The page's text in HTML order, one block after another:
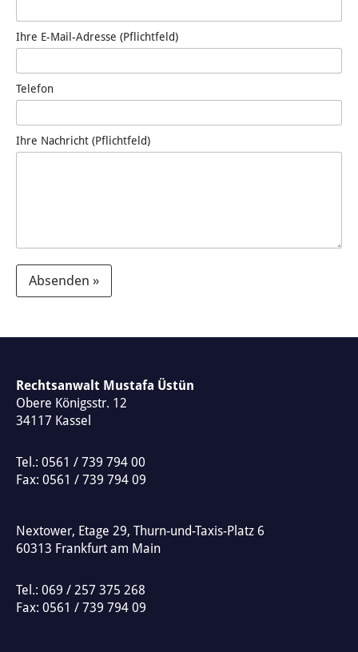
Ihre E-Mail-Adresse (Pflichtfeld)
Telefon
Ihre Nachricht (Pflichtfeld)
Absenden »
e
r
n
t
v
e
Rechtsanwalt Mustafa Üstün
Obere Königsstr. 12
34117 Kassel
Tel.: 0561 / 739 794 00
Fax: 0561 / 739 794 09
Nextower, Etage 29, Thurn-und-Taxis-Platz 6
60313 Frankfurt am Main
Tel.: 069 / 257 375 268
Fax: 0561 / 739 794 09